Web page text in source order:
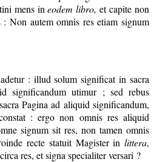
mens ineodem libro, et capite non
: Non autem omnis res etiam signum
: illud solum significat in sacra
significandum utimur ; sed rebus
Pagina ad aliquid significandum,
: ergo non omnis res aliquid
signum sit res, non tamen omnis
recte statuit Magister in littera,
res, et signa specialiter versari ?